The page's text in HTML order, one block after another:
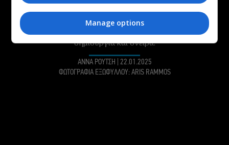
Ο Γιώργος Ζώης μιλά για το Αρκάντια, την ταινία που
κάνει πρεμιέρα στους κινηματογράφους την Πέμπτη 23
Ιανουαρίου, για τις σχέσεις εξουσίας, την Τέχνη και τους
κάθε λογής εμφύλιους, αλλά και την έμφυτη ανάγκη για
δημιουργία και όνειρα.
ΑΝΝΑ ΡΟΥΤΣΗ
22.01.2025
ΦΩΤΟΓΡΑΦΙΑ ΕΞΩΦΥΛΛΟΥ: ARIS RAMMOS
Manage options